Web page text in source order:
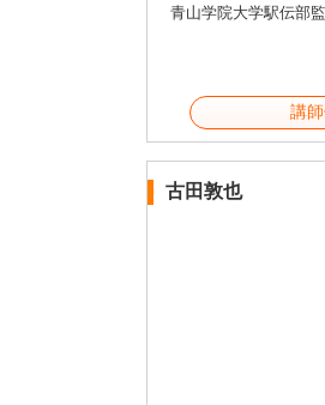
青山学院大学駅伝部
講
古田敦也